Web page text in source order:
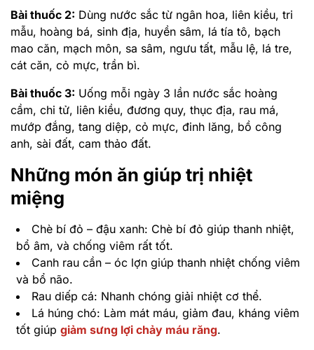
Chè bí đỏ – đậu xanh: Chè bí đỏ giúp thanh nhiệt,
bổ âm, và chống viêm rất tốt.
Canh rau cần – óc lợn giúp thanh nhiệt chống viêm
và bổ não.
Lá húng chó: Làm mát máu, giảm đau, kháng viêm
tốt giúpgiảm sưng lợi chảy máu răng.
Lưu ý phòng ngừa nhiệt miệng
hiệu quả
Để không bị tái phát tình trạng nhiệt miệng, bạn nên
lưu ý cách phòng ngừa hiệu quả.
Hạn chế các tổn thương răng miệng trong khi vệ
sinh răng.
Không sử dụng các loại thực phẩm quá cứng,
Nhai kỹ và ăn chậm để không cắn vào lưỡi.
Bổ sung thường xuyên các loại vitamin và khoáng
chất cho cơ thể.
Hạn chế rượu, bia và đồ uống có cồn.